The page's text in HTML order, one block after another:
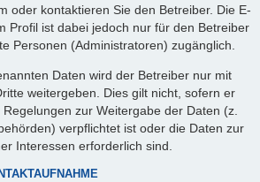
oder kontaktieren Sie den Betreiber. Die E-
Profil ist dabei jedoch nur für den Betreiber
Personen (Administratoren) zugänglich.
Daten wird der Betreiber nur mit
weitergeben. Dies gilt nicht, sofern er
zur Weitergabe der Daten (z.
verpflichtet ist oder die Daten zur
Interessen erforderlich sind.